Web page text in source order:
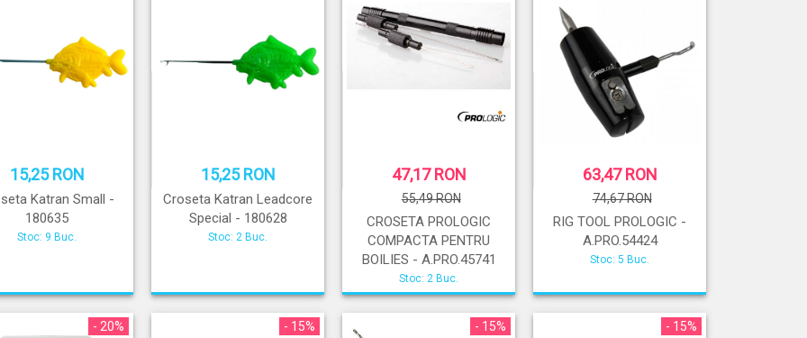
15,25 RON
Katran Small -
180635
Stoc: 9 Buc.
15,25 RON
Croseta Katran Leadcore
Special - 180628
Stoc: 2 Buc.
47,17 RON
55,49 RON
CROSETA PROLOGIC
COMPACTA PENTRU
BOILIES - A.PRO.45741
Stoc: 2 Buc.
63,47 RON
74,67 RON
RIG TOOL PROLOGIC -
A.PRO.54424
Stoc: 5 Buc.
- 20% - 15% - 15% - 15%